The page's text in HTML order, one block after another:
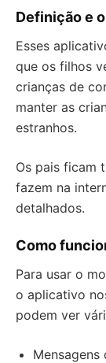
Definição e
Esses
que os filhos
crianças de
manter as
estranhos.
Os pais ficam
fazem na
detalhados.
Como
Para usar o
o aplicativo
podem ver